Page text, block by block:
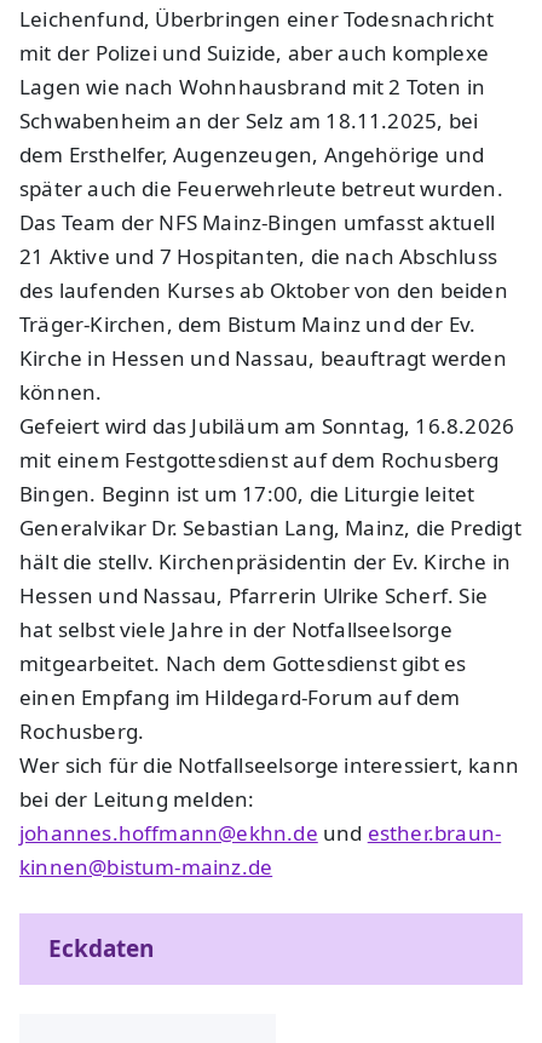
Leichenfund, Überbringen einer Todesnachricht
mit der Polizei und Suizide, aber auch komplexe
Lagen wie nach Wohnhausbrand mit 2 Toten in
Schwabenheim an der Selz am 18.11.2025, bei
dem Ersthelfer, Augenzeugen, Angehörige und
später auch die Feuerwehrleute betreut wurden.
Das Team der NFS Mainz-Bingen umfasst aktuell
21 Aktive und 7 Hospitanten, die nach Abschluss
des laufenden Kurses ab Oktober von den beiden
Träger-Kirchen, dem Bistum Mainz und der Ev.
Kirche in Hessen und Nassau, beauftragt werden
können.
Gefeiert wird das Jubiläum am Sonntag, 16.8.2026
mit einem Festgottesdienst auf dem Rochusberg
Bingen. Beginn ist um 17:00, die Liturgie leitet
Generalvikar Dr. Sebastian Lang, Mainz, die Predigt
hält die stellv. Kirchenpräsidentin der Ev. Kirche in
Hessen und Nassau, Pfarrerin Ulrike Scherf. Sie
hat selbst viele Jahre in der Notfallseelsorge
mitgearbeitet. Nach dem Gottesdienst gibt es
einen Empfang im Hildegard-Forum auf dem
Rochusberg.
Wer sich für die Notfallseelsorge interessiert, kann
bei der Leitung melden:
johannes.hoffmann@ekhn.de und esther.braun-
kinnen@bistum-mainz.de
Eckdaten